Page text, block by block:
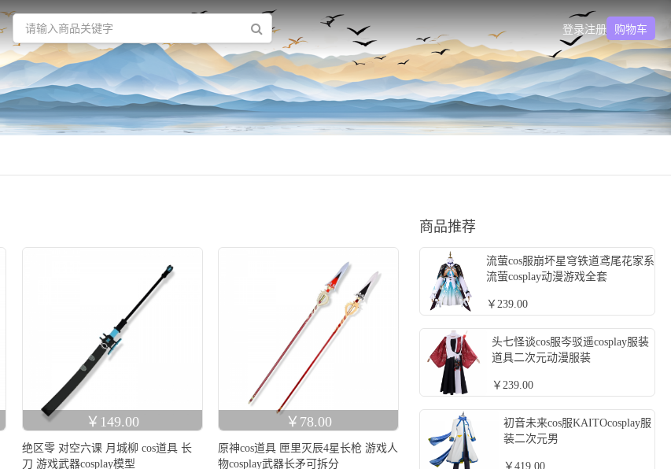
登录注册 购物车
￥149.00
绝区零 对空六课 月城柳 cos道具 长
刀 游戏武器cosplay模型
￥78.00
原神cos道具 匣里灭辰4星长枪 游戏人
物cosplay武器长矛可拆分
商品推荐
流萤cos服崩坏星穹铁道鸢尾花家系
流萤cosplay动漫游戏全套
￥239.00
头七怪谈cos服岑驳遥cosplay服装
道具二次元动漫服装
￥239.00
初音未来cos服KAITOcosplay服
装二次元男
￥419.00